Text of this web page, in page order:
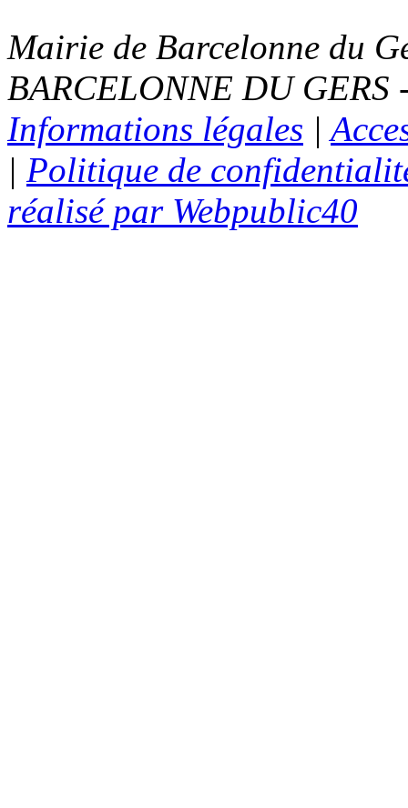
Mairie de Barcelonne du
BARCELONNE DU
Informations légales |
| Politique de
réalisé par Webpublic40